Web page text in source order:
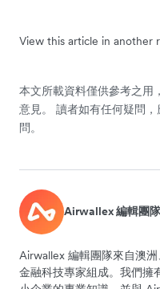
View this article in another
本文所載資料僅供參考之用
意見。 讀者如有任何疑問
問。
Airwallex 編輯團隊
Airwallex 編輯團隊來自澳
金融科技專家組成。我們擁